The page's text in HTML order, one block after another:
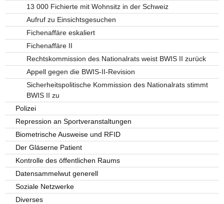
13 000 Fichierte mit Wohnsitz in der Schweiz
Aufruf zu Einsichtsgesuchen
Fichenaffäre eskaliert
Fichenaffäre II
Rechtskommission des Nationalrats weist BWIS II zurück
Appell gegen die BWIS-II-Revision
Sicherheitspolitische Kommission des Nationalrats stimmt
BWIS II zu
Polizei
Repression an Sportveranstaltungen
Biometrische Ausweise und RFID
Der Gläserne Patient
Kontrolle des öffentlichen Raums
Datensammelwut generell
Soziale Netzwerke
Diverses